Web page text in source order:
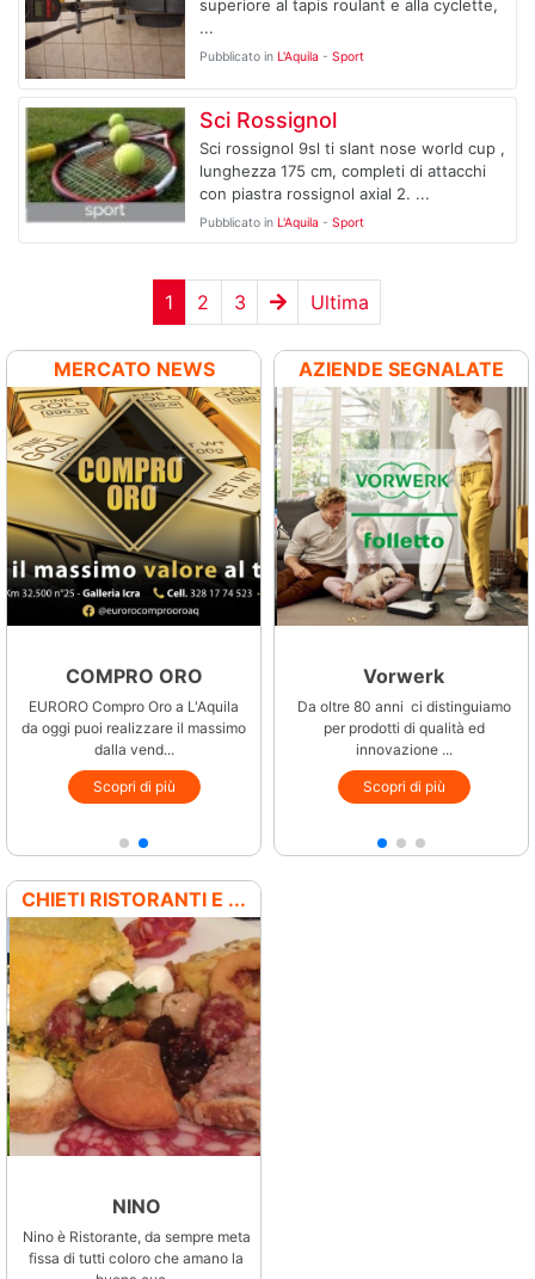
superiore al tapis roulant e alla cyclette,
...
Pubblicato in L'Aquila - Sport
Sci Rossignol
Sci rossignol 9sl ti slant nose world cup ,
lunghezza 175 cm, completi di attacchi
con piastra rossignol axial 2. ...
Pubblicato in L'Aquila - Sport
1 2 3 Ultima
MERCATO NEWS
COMPRO ORO
EURORO Compro Oro a L'Aquila
da oggi puoi realizzare il massimo
dalla vend...
Scopri di più
Compro Oro
EURORO Compro Oro a L'Aquila
da oggi puoi realizzare il massimo
dalla vend...
Scopri di più
AZIENDE SEGNALATE
ANNA IMMOBILIARE
Anna Immobiliare è una società
che fornisce un servizio completo
per l&...
Scopri di più
Vorwerk
Da oltre 80 anni ci distinguiamo
per prodotti di qualità ed
innovazione ...
Scopri di più
CHIETI RISTORANTI E ...
NINO
Nino è Ristorante, da sempre meta
fissa di tutti coloro che amano la